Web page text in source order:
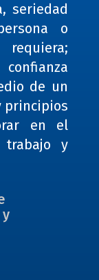
seriedad
o
de un
principios
en el
trabajo y